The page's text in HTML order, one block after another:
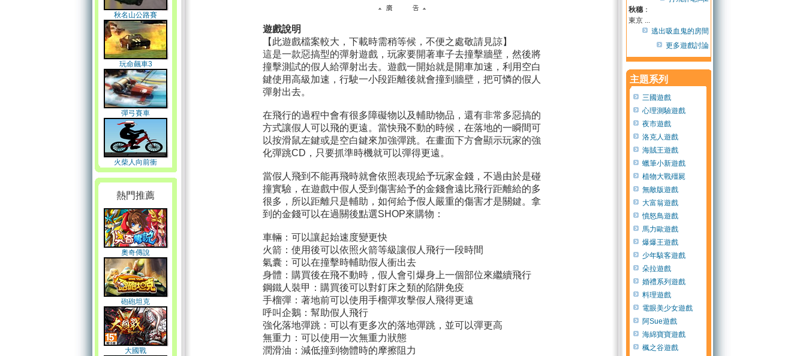
秋名山公路賽
玩命飆車3
彈弓賽車
火柴人向前衝
熱門推薦
奧奇傳說
砲砲坦克
大國戰
遊戲說明
【此遊戲檔案較大，下載時需稍等候，不便之處敬請見諒】
這是一款惡搞型的彈射遊戲，玩家要開著車子去撞擊牆壁，然後將
撞擊測試的假人給彈射出去。遊戲一開始就是開車加速，利用空白
鍵使用高級加速，行駛一小段距離後就會撞到牆壁，把可憐的假人
彈射出去。
在飛行的過程中會有很多障礙物以及輔助物品，還有非常多惡搞的
方式讓假人可以飛的更遠。當快飛不動的時候，在落地的一瞬間可
以按滑鼠左鍵或是空白鍵來加強彈跳。在畫面下方會顯示玩家的強
化彈跳CD，只要抓準時機就可以彈得更遠。
當假人飛到不能再飛時就會依照表現給予玩家金錢，不過由於是碰
撞實驗，在遊戲中假人受到傷害給予的金錢會遠比飛行距離給的多
很多，所以距離只是輔助，如何給予假人嚴重的傷害才是關鍵。拿
到的金錢可以在過關後點選SHOP來購物：
車輛：可以讓起始速度變更快
火箭：使用後可以依照火箭等級讓假人飛行一段時間
氣囊：可以在撞擊時輔助假人衝出去
身體：購買後在飛不動時，假人會引爆身上一個部位來繼續飛行
鋼鐵人裝甲：購買後可以對釘床之類的陷阱免疫
手榴彈：著地前可以使用手榴彈攻擊假人飛得更遠
呼叫企鵝：幫助假人飛行
強化落地彈跳：可以有更多次的落地彈跳，並可以彈更高
無重力：可以使用一次無重力狀態
潤滑油：減低撞到物體時的摩擦阻力
秋穗：
東京 ...
逃出吸血鬼的房間
更多遊戲討論
主題系列
三國遊戲
心理測驗遊戲
夜市遊戲
洛克人遊戲
海賊王遊戲
蠟筆小新遊戲
植物大戰殭屍
無敵版遊戲
大富翁遊戲
憤怒鳥遊戲
馬力歐遊戲
爆爆王遊戲
少年駭客遊戲
朵拉遊戲
婚禮系列遊戲
料理遊戲
電眼美少女遊戲
阿Sue遊戲
海綿寶寶遊戲
楓之谷遊戲